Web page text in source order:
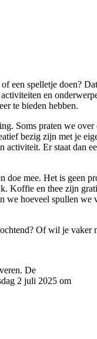
een spelletje doen?
en
te bieden hebben.
Soms praten we over
bezig zijn met je
activiteit. Er staat dan
mee. Het is geen
Koffie en thee zijn
we hoeveel spullen we
Of wil je vaker
De
2 juli 2025 om